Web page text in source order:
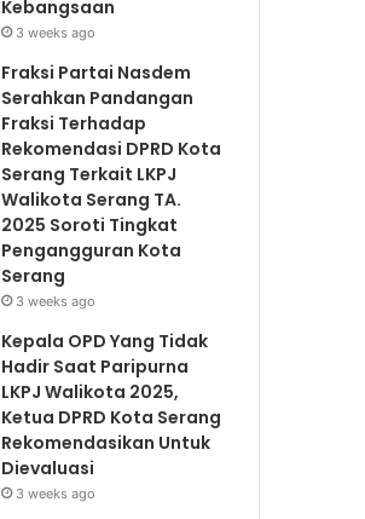
Kebangsaan
3 weeks ago
Fraksi Partai Nasdem
Serahkan Pandangan
Fraksi Terhadap
Rekomendasi DPRD Kota
Serang Terkait LKPJ
Walikota Serang TA.
2025 Soroti Tingkat
Pengangguran Kota
Serang
3 weeks ago
Kepala OPD Yang Tidak
Hadir Saat Paripurna
LKPJ Walikota 2025,
Ketua DPRD Kota Serang
Rekomendasikan Untuk
Dievaluasi
3 weeks ago